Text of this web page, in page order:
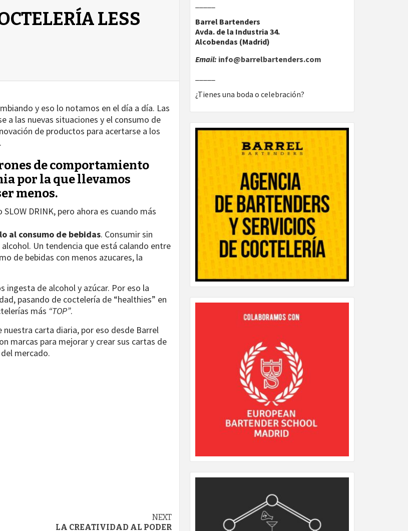
LESS
y eso lo notamos en el día a día. Las
a las nuevas situaciones y el consumo de
de productos para acertarse a los
de comportamiento
por la que llevamos
menos.
DRINK, pero ahora es cuando más
al consumo de bebidas. Consumir sin
Un tendencia que está calando entre
de bebidas con menos azucares, la
ingesta de alcohol y azúcar. Por eso la
pasando de coctelería de “healthies” en
más “TOP”.
carta diaria, por eso desde Barrel
marcas para mejorar y crear sus cartas de
mercado.
NEXT
LA CREATIVIDAD AL PODER
Barrel Bartenders
Avda. de la Industria 34.
Alcobendas (Madrid)
Email: info@barrelbartenders.com
¿Tienes una boda o celebración?